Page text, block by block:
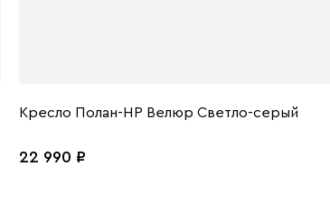
Кресло Полан-НР Велюр Светло-серый
22 990